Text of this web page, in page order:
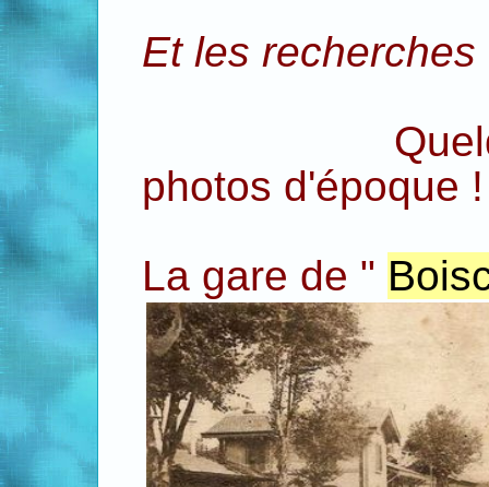
Et les
photos d'époque !
La gare de "